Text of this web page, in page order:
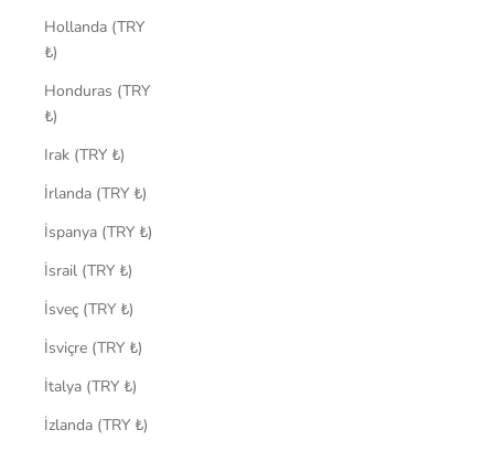
Hollanda (TRY
₺)
Honduras (TRY
₺)
Irak (TRY ₺)
İrlanda (TRY ₺)
İspanya (TRY ₺)
İsrail (TRY ₺)
İsveç (TRY ₺)
İsviçre (TRY ₺)
İtalya (TRY ₺)
İzlanda (TRY ₺)